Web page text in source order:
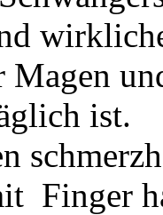
Magen
ist.
Finger